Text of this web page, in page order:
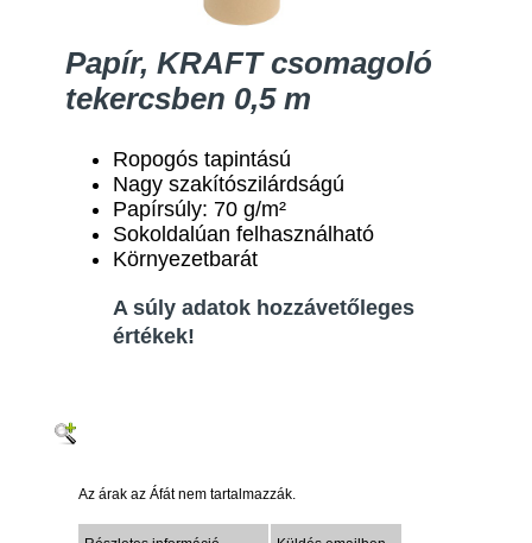
Papír, KRAFT csomagoló
tekercsben 0,5 m
Ropogós tapintású
Nagy szakítószilárdságú
Papírsúly: 70 g/m²
Sokoldalúan felhasználható
Környezetbarát
A súly adatok hozzávetőleges
értékek!
Az árak az Áfát nem tartalmazzák.